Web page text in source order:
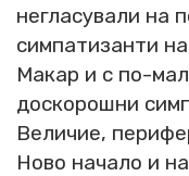
негласували на
симпатизанти
Макар и с по-
доскорошни
Величие,
Ново начало и